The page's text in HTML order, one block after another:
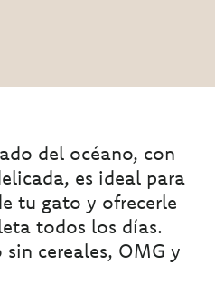
del océano, con
es ideal para
tu gato y ofrecerle
todos los días.
cereales, OMG y